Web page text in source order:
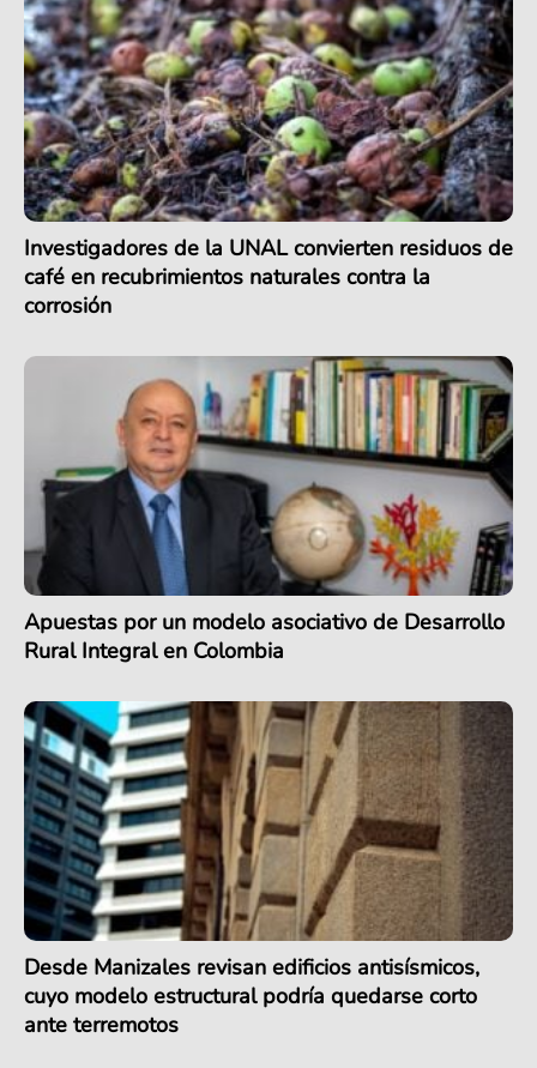
Investigadores de la UNAL convierten residuos de
café en recubrimientos naturales contra la
corrosión
Apuestas por un modelo asociativo de Desarrollo
Rural Integral en Colombia
Desde Manizales revisan edificios antisísmicos,
cuyo modelo estructural podría quedarse corto
ante terremotos